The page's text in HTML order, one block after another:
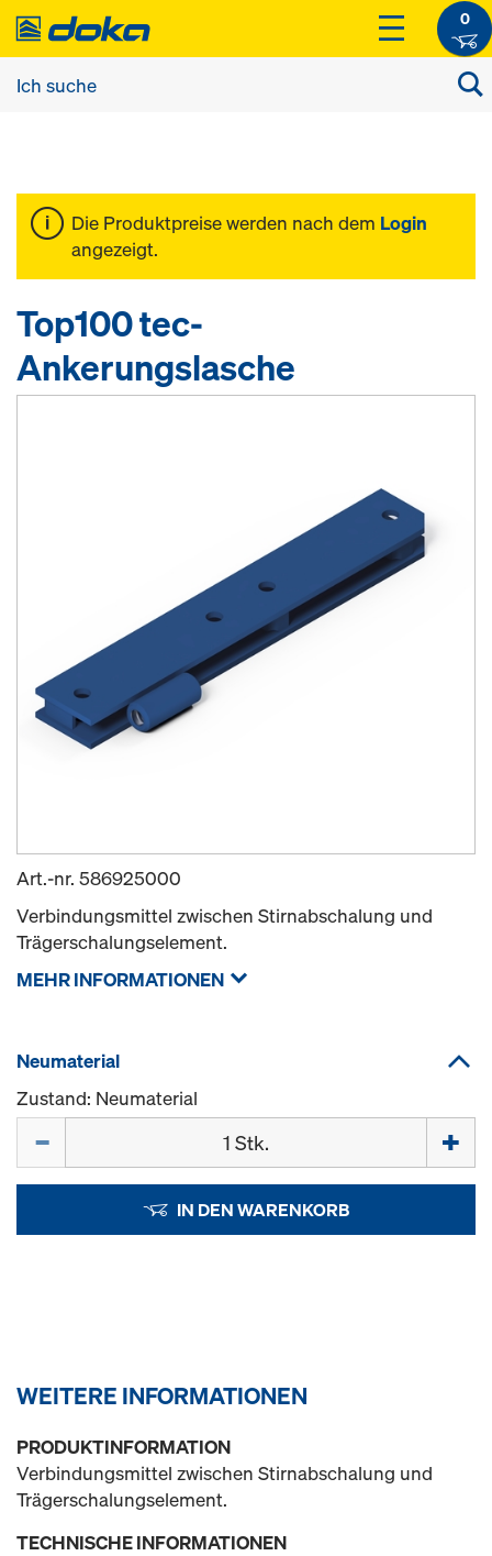
0
Die Produktpreise werden nach dem Login
angezeigt.
Top100 tec-
Ankerungslasche
Art.-nr. 586925000
Verbindungsmittel zwischen Stirnabschalung und
Trägerschalungselement.
MEHR INFORMATIONEN
Neumaterial
Zustand: Neumaterial
IN DEN WARENKORB
WEITERE INFORMATIONEN
PRODUKTINFORMATION
Verbindungsmittel zwischen Stirnabschalung und
Trägerschalungselement.
TECHNISCHE INFORMATIONEN